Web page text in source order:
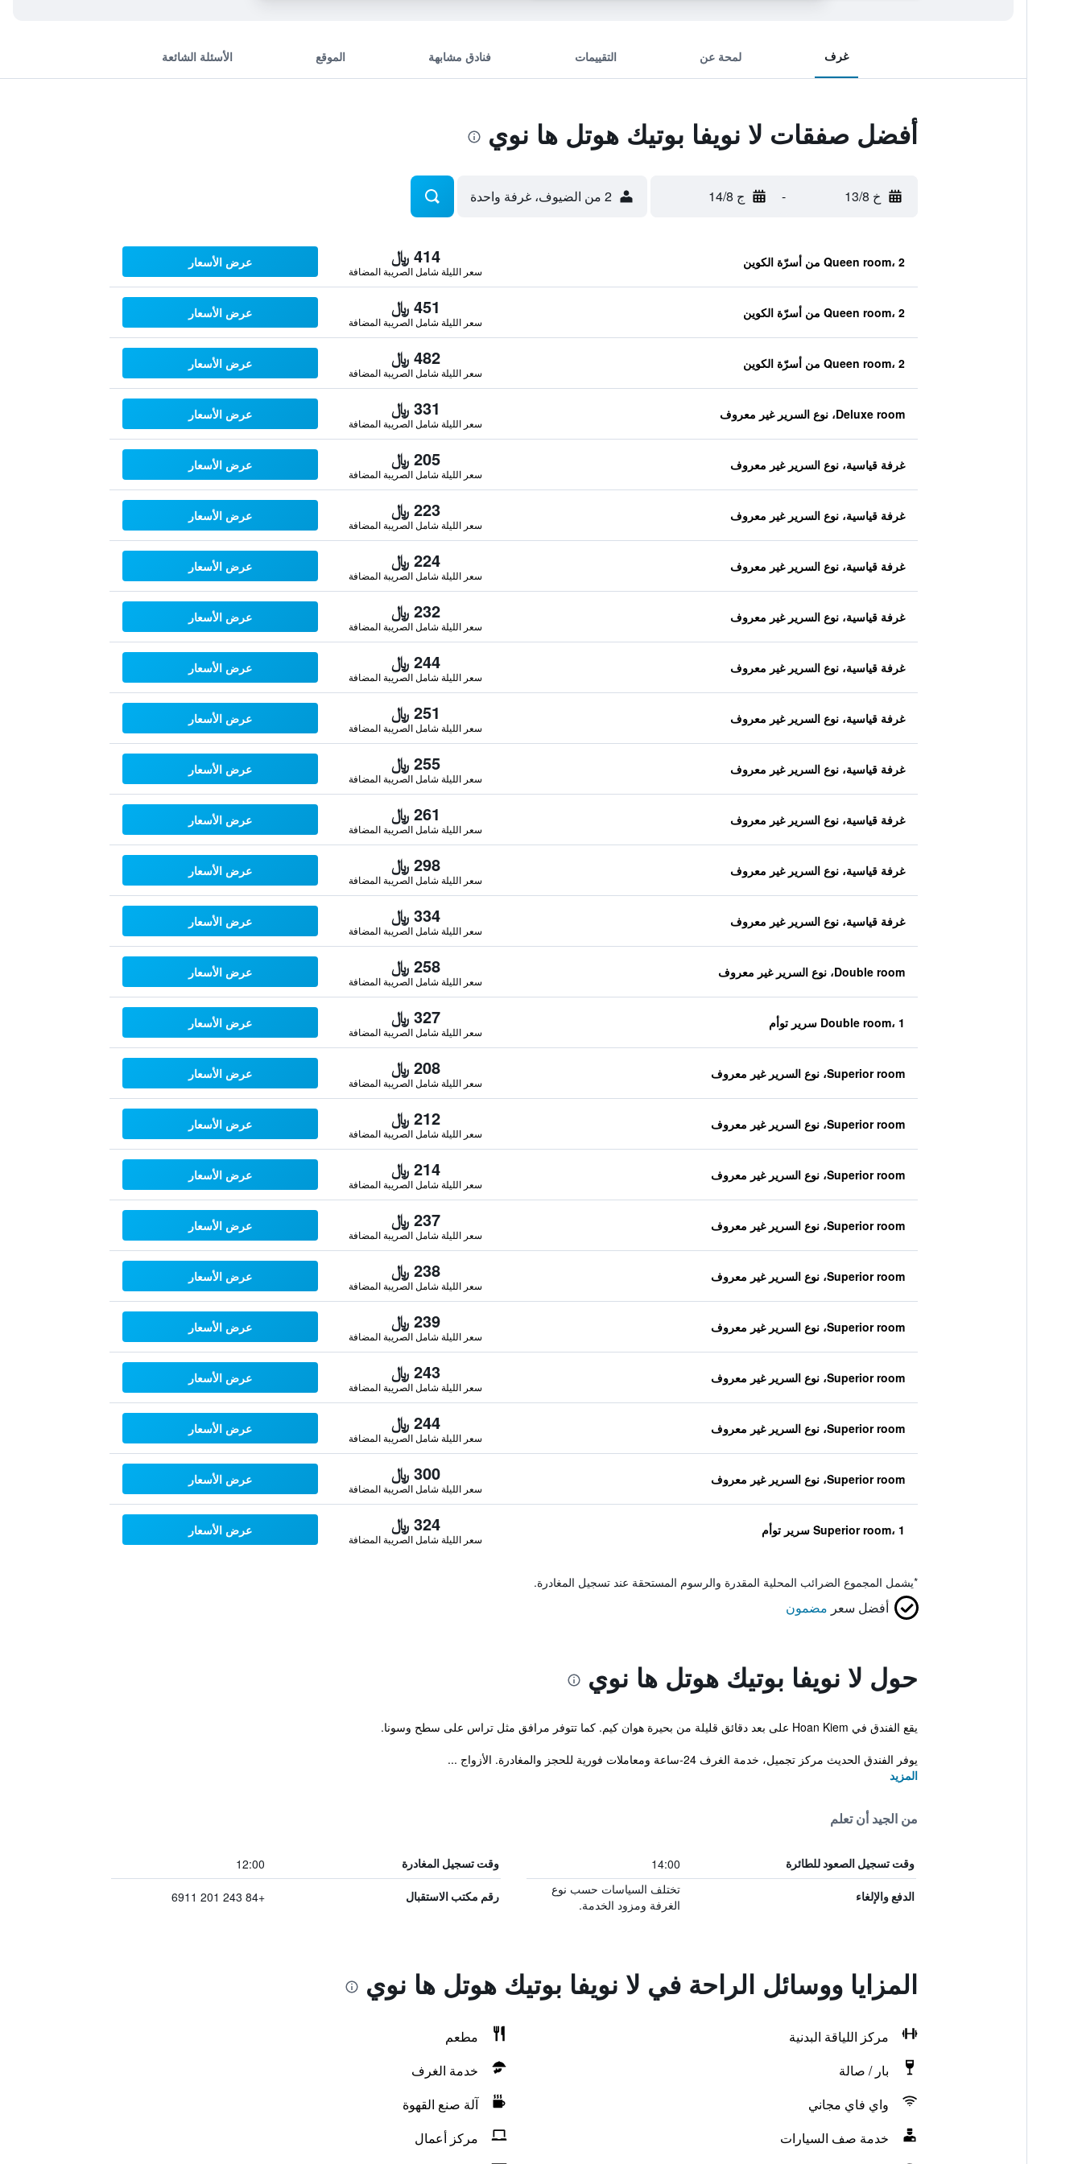
غرف لمحة عن التقييمات فنادق مشابهة الموقع الأسئلة الشائعة
أفضل صفقات لا نويفا بوتيك هوتل ها نوي
خ 13/8 - ج 14/8 2 من الضيوف، غرفة واحدة
Queen room، 2 من أسرّة الكوين 414 ﷼
سعر الليلة شامل الصريبة المضافة
عرض الأسعار
Queen room، 2 من أسرّة الكوين 451 ﷼
سعر الليلة شامل الصريبة المضافة
عرض الأسعار
Queen room، 2 من أسرّة الكوين 482 ﷼
سعر الليلة شامل الصريبة المضافة
عرض الأسعار
Deluxe room، نوع السرير غير معروف 331 ﷼
سعر الليلة شامل الصريبة المضافة
عرض الأسعار
غرفة قياسية، نوع السرير غير معروف 205 ﷼
سعر الليلة شامل الصريبة المضافة
عرض الأسعار
غرفة قياسية، نوع السرير غير معروف 223 ﷼
سعر الليلة شامل الصريبة المضافة
عرض الأسعار
غرفة قياسية، نوع السرير غير معروف 224 ﷼
سعر الليلة شامل الصريبة المضافة
عرض الأسعار
غرفة قياسية، نوع السرير غير معروف 232 ﷼
سعر الليلة شامل الصريبة المضافة
عرض الأسعار
غرفة قياسية، نوع السرير غير معروف 244 ﷼
سعر الليلة شامل الصريبة المضافة
عرض الأسعار
غرفة قياسية، نوع السرير غير معروف 251 ﷼
سعر الليلة شامل الصريبة المضافة
عرض الأسعار
غرفة قياسية، نوع السرير غير معروف 255 ﷼
سعر الليلة شامل الصريبة المضافة
عرض الأسعار
غرفة قياسية، نوع السرير غير معروف 261 ﷼
سعر الليلة شامل الصريبة المضافة
عرض الأسعار
غرفة قياسية، نوع السرير غير معروف 298 ﷼
سعر الليلة شامل الصريبة المضافة
عرض الأسعار
غرفة قياسية، نوع السرير غير معروف 334 ﷼
سعر الليلة شامل الصريبة المضافة
عرض الأسعار
Double room، نوع السرير غير معروف 258 ﷼
سعر الليلة شامل الصريبة المضافة
عرض الأسعار
Double room، 1 سرير توأم 327 ﷼
سعر الليلة شامل الصريبة المضافة
عرض الأسعار
Superior room، نوع السرير غير معروف 208 ﷼
سعر الليلة شامل الصريبة المضافة
عرض الأسعار
Superior room، نوع السرير غير معروف 212 ﷼
سعر الليلة شامل الصريبة المضافة
عرض الأسعار
Superior room، نوع السرير غير معروف 214 ﷼
سعر الليلة شامل الصريبة المضافة
عرض الأسعار
Superior room، نوع السرير غير معروف 237 ﷼
سعر الليلة شامل الصريبة المضافة
عرض الأسعار
Superior room، نوع السرير غير معروف 238 ﷼
سعر الليلة شامل الصريبة المضافة
عرض الأسعار
Superior room، نوع السرير غير معروف 239 ﷼
سعر الليلة شامل الصريبة المضافة
عرض الأسعار
Superior room، نوع السرير غير معروف 243 ﷼
سعر الليلة شامل الصريبة المضافة
عرض الأسعار
Superior room، نوع السرير غير معروف 244 ﷼
سعر الليلة شامل الصريبة المضافة
عرض الأسعار
Superior room، نوع السرير غير معروف 300 ﷼
سعر الليلة شامل الصريبة المضافة
عرض الأسعار
Superior room، 1 سرير توأم 324 ﷼
سعر الليلة شامل الصريبة المضافة
عرض الأسعار
*يشمل المجموع الضرائب المحلية المقدرة والرسوم المستحقة عند تسجيل المغادرة.
أفضل سعر مضمون
حول لا نويفا بوتيك هوتل ها نوي
يقع الفندق في Hoan Kiem على بعد دقائق قليلة من بحيرة هوان كيم. كما تتوفر مرافق مثل تراس على سطح وسونا.
يوفر الفندق الحديث مركز تجميل، خدمة الغرف 24-ساعة ومعاملات فورية للحجز والمغادرة. الأزواج ...
المزيد
من الجيد أن تعلم
وقت تسجيل الصعود للطائرة 14:00 وقت تسجيل المغادرة 12:00
الدفع والإلغاء
تختلف السياسات حسب نوع
الغرفة ومزود الخدمة.
رقم مكتب الاستقبال +84 243 201 6911
المزايا ووسائل الراحة في لا نويفا بوتيك هوتل ها نوي
مركز اللياقة البدنية
مطعم
بار / صالة
خدمة الغرف
واي فاي مجاني
آلة صنع القهوة
خدمة صف السيارات
مركز أعمال